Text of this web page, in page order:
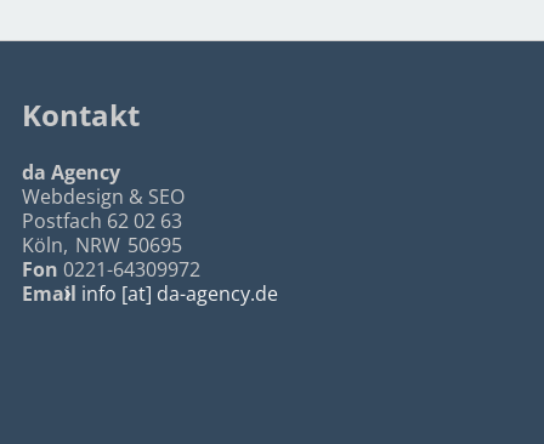
Kontakt
da Agency
Webdesign & SEO
Postfach 62 02 63
Köln, NRW 50695
Fon 0221-64309972
Email info [at] da-agency.de